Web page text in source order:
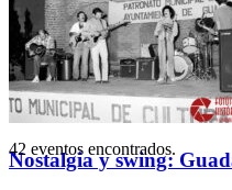
Nostalgia y swing:
42 eventos encontrados.